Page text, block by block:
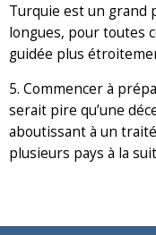
Turquie est un grand
longues, pour toutes
guidée plus
5. Commencer à
serait pire qu’une
aboutissant à un
plusieurs pays à la